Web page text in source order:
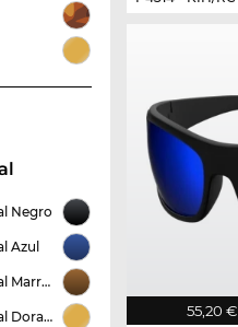
Negro
Azul
Color Del Cristal Marrón
Color Del Cristal Dorado 55,20 €